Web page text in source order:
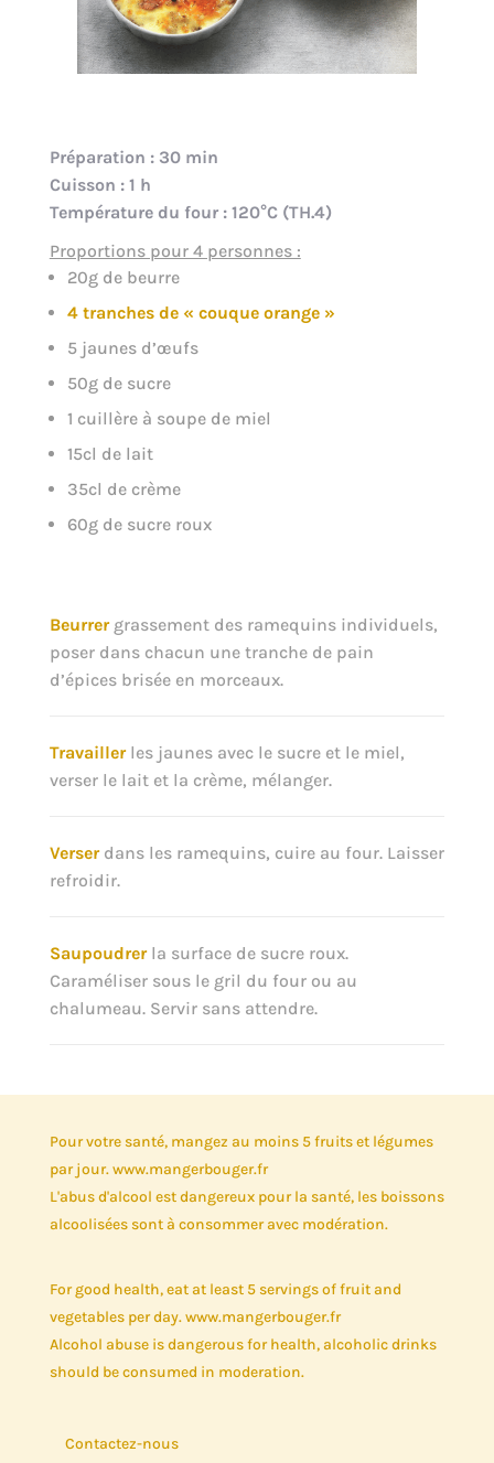
Préparation : 30 min
Cuisson : 1 h
Température du four : 120°C (TH.4)
Proportions pour 4 personnes :
20g de beurre
4 tranches de « couque orange »
5 jaunes d’œufs
50g de sucre
1 cuillère à soupe de miel
15cl de lait
35cl de crème
60g de sucre roux
Beurrergrassement des ramequins individuels,
poser dans chacun une tranche de pain
d’épices brisée en morceaux.
Travaillerles jaunes avec le sucre et le miel,
verser le lait et la crème, mélanger.
Verserdans les ramequins, cuire au four. Laisser
refroidir.
Saupoudrerla surface de sucre roux.
Caraméliser sous le gril du four ou au
chalumeau. Servir sans attendre.
Pour votre santé, mangez au moins 5 fruits et légumes
par jour. www.mangerbouger.fr
L'abus d'alcool est dangereux pour la santé, les boissons
alcoolisées sont à consommer avec modération.
For good health, eat at least 5 servings of fruit and
vegetables per day. www.mangerbouger.fr
Alcohol abuse is dangerous for health, alcoholic drinks
should be consumed in moderation.
Contactez-nous